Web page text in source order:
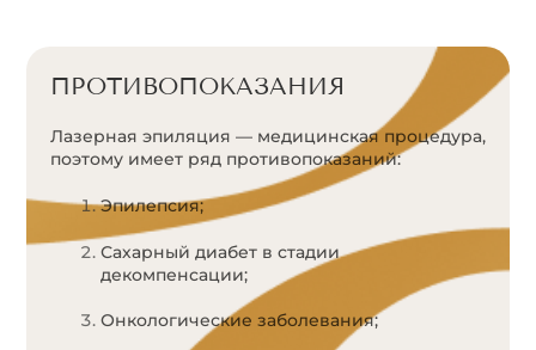
ПРОТИВОПОКАЗАНИЯ
Лазерная эпиляция — медицинская процедура,
поэтому имеет ряд противопоказаний:
Эпилепсия;
Сахарный диабет в стадии
декомпенсации;
Онкологические заболевания;